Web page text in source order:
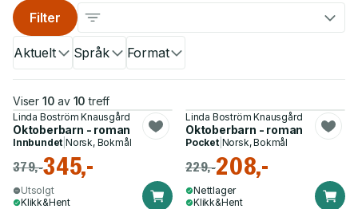
Aktuelt Språk Format
Filter
Viser 10 av 10 treff
Linda Boström Knausgård
Oktoberbarn - roman
Innbundet |Norsk, Bokmål
379,-345,-
Utsolgt
Klikk&Hent
Linda Boström Knausgård
Oktoberbarn - roman
Pocket| Norsk, Bokmål
229,-208,-
Nettlager
Klikk&Hent